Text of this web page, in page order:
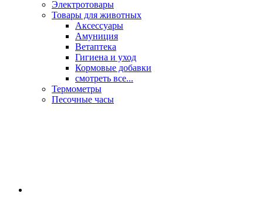
Электротовары
Товары для животных
Аксессуары
Амуниция
Ветаптека
Гигиена и уход
Кормовые добавки
смотреть все...
Термометры
Песочные часы